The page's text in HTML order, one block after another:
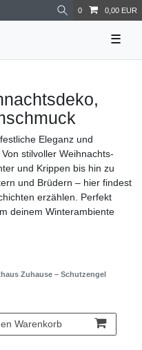
0 0,00 EUR
☰
Eleganz und
stilvoller Weihnachts-
und Krippen bis hin zu
und Brüdern – hier findest
erzählen. Perfekt
deinem Winterambiente
Zuhause – Schutzengel
Warenkorb